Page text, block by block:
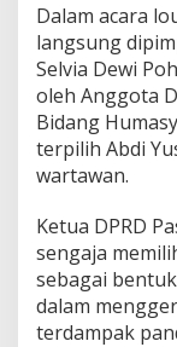
Dalam acara
langsung
Selvia Dewi
oleh Anggota
Bidang
terpilih Abdi
wartawan.
Ketua DPRD
sengaja
sebagai
dalam
terdampak